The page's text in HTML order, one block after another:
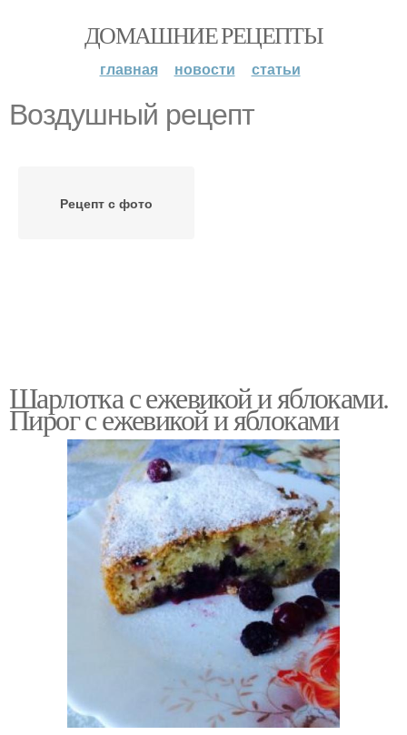
ДОМАШНИЕ РЕЦЕПТЫ
главная новости статьи
Воздушный рецепт
Рецепт с фото
Шарлотка с ежевикой и яблоками.
Пирог с ежевикой и яблоками